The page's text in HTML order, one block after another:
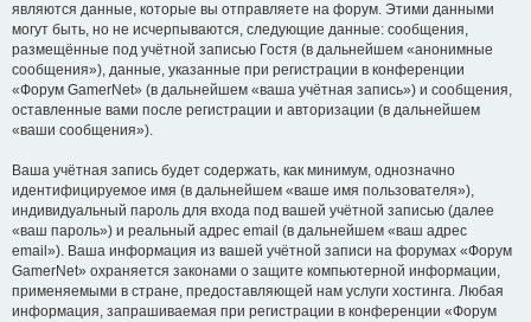
являются данные, которые вы отправляете на форум. Этими данными
могут быть, но не исчерпываются, следующие данные: сообщения,
размещённые под учётной записью Гостя (в дальнейшем «анонимные
сообщения»), данные, указанные при регистрации в конференции
«Форум GamerNet» (в дальнейшем «ваша учётная запись») и сообщения,
оставленные вами после регистрации и авторизации (в дальнейшем
«ваши сообщения»).
Ваша учётная запись будет содержать, как минимум, однозначно
идентифицируемое имя (в дальнейшем «ваше имя пользователя»),
индивидуальный пароль для входа под вашей учётной записью (далее
«ваш пароль») и реальный адрес email (в дальнейшем «ваш адрес
email»). Ваша информация из вашей учётной записи на форумах «Форум
GamerNet» охраняется законами о защите компьютерной информации,
применяемыми в стране, предоставляющей нам услуги хостинга. Любая
информация, запрашиваемая при регистрации в конференции «Форум